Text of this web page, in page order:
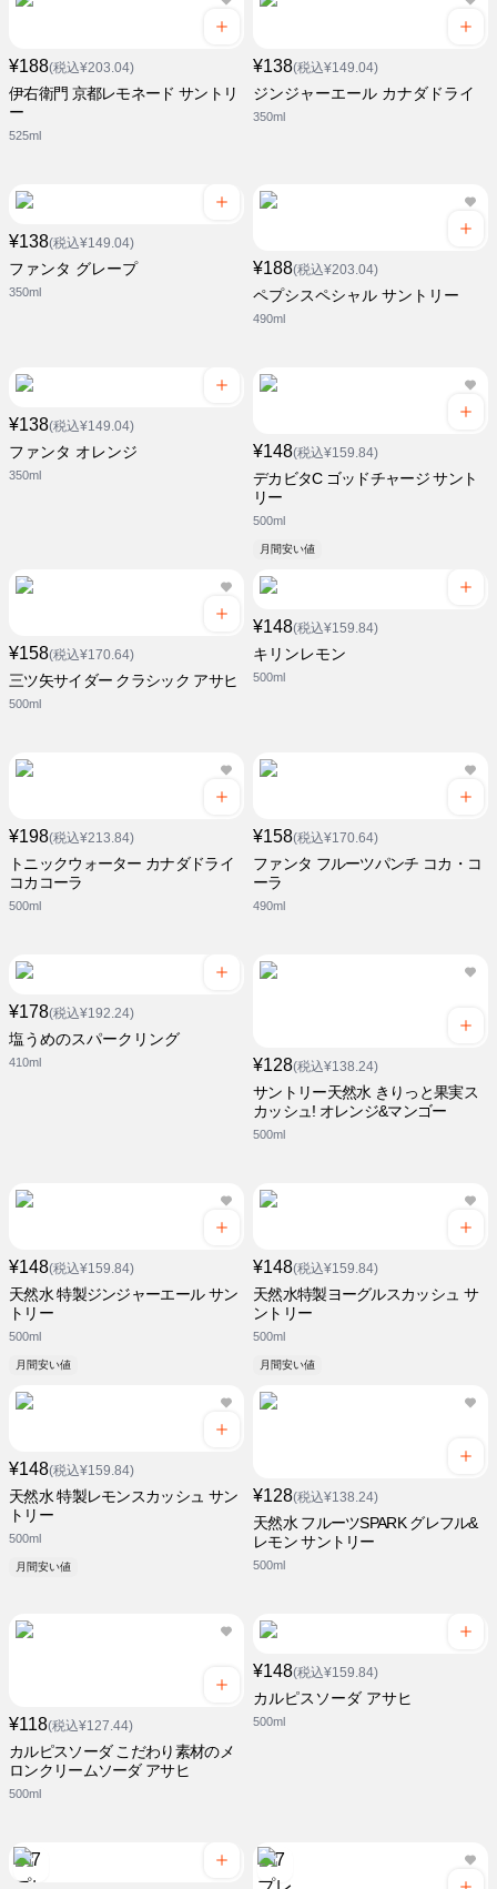
¥188(税込¥203.04)
伊右衛門 京都レモネード サントリ
ー
525ml
¥138(税込¥149.04)
ジンジャーエール カナダドライ
350ml
¥138(税込¥149.04)
ファンタ グレープ
350ml
¥188(税込¥203.04)
ペプシスペシャル サントリー
490ml
¥138(税込¥149.04)
ファンタ オレンジ
350ml
¥148(税込¥159.84)
デカビタC ゴッドチャージ サント
リー
500ml
月間安い値
¥158(税込¥170.64)
三ツ矢サイダー クラシック アサヒ
500ml
¥148(税込¥159.84)
キリンレモン
500ml
¥198(税込¥213.84)
トニックウォーター カナダドライ
コカコーラ
500ml
¥158(税込¥170.64)
ファンタ フルーツパンチ コカ・コ
ーラ
490ml
¥178(税込¥192.24)
塩うめのスパークリング
410ml ¥128(税込¥138.24)
サントリー天然水 きりっと果実ス
カッシュ! オレンジ&マンゴー
500ml
¥148(税込¥159.84)
天然水 特製ジンジャーエール サン
トリー
500ml
月間安い値
¥148(税込¥159.84)
天然水特製ヨーグルスカッシュ サ
ントリー
500ml
月間安い値
¥148(税込¥159.84)
天然水 特製レモンスカッシュ サン
トリー
500ml
月間安い値
¥128(税込¥138.24)
天然水 フルーツSPARK グレフル&
レモン サントリー
500ml
¥118(税込¥127.44)
カルピスソーダ こだわり素材のメ
ロンクリームソーダ アサヒ
500ml
¥148(税込¥159.84)
カルピスソーダ アサヒ
500ml